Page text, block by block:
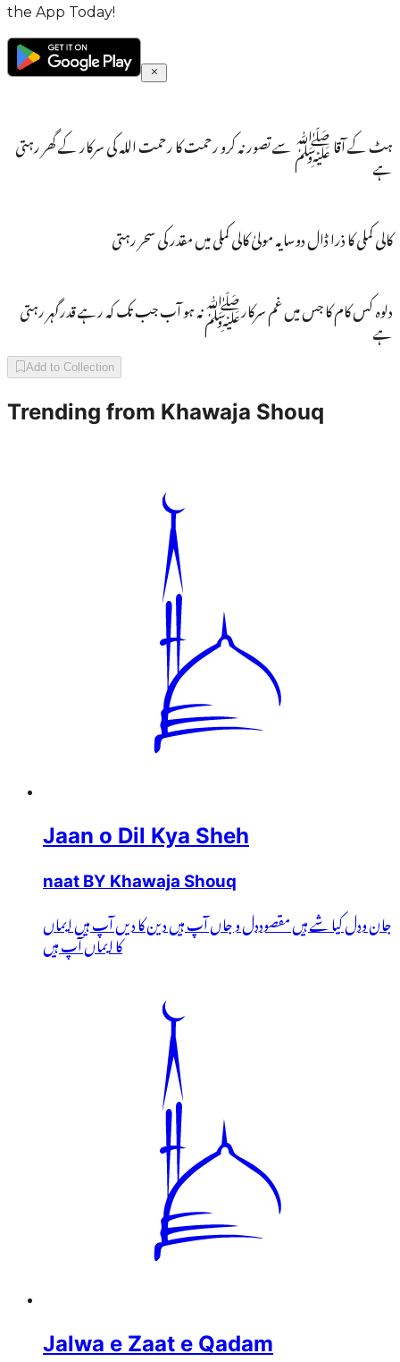
the App Today!
ہٹ کے آقا ﷺ سے تصور نہ کرو رحمت کا رحمت اللہ کی سرکار کے گھر رہتی
ہے
کالی کملی کا ذرا ڈال دوسایہ مولیٰ کالی کملی میں مقدر کی سحر رہتی
دلوہ کس کام کا جس میں غم سرکارﷺنہ ہو آب جب تک کہ رہے قدرگہر رہتی
ہے
Add to Collection
Trending from Khawaja Shouq
Jaan o Dil Kya Sheh
naat BY Khawaja Shouq
جان ودل کیا شے ہیں مقصوددل و جاں آپ ہیں دین کا دیں آپ ہیں ایماں
کا ایماں آپ ہیں
Jalwa e Zaat e Qadam